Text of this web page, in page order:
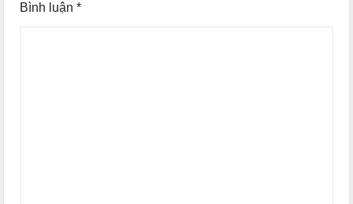
Bình luận *